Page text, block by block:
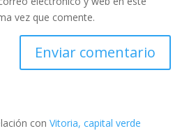
vez que comente.
con Vitoria, capital verde